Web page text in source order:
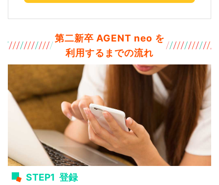
第二新卒 AGENT neo を
利用するまでの流れ
STEP1 登録